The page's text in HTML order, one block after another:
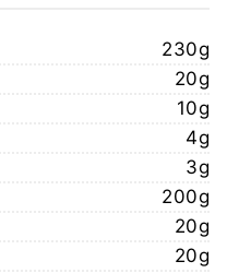
230g
20g
10g
4g
3g
200g
20g
20g